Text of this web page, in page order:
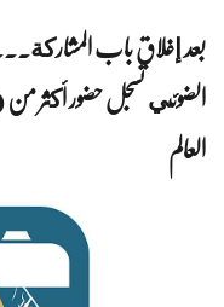
بعد إغلاق باب المشاركة...
العالم